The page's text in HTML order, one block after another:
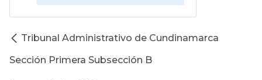
Tribunal Administrativo de Cundinamarca
Sección Primera Subsección B